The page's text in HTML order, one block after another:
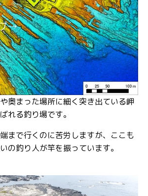
奥まった場所に細く突き出ている岬
れる釣り場です。
まで行くのに苦労しますが、ここも
の釣り人が竿を振っています。